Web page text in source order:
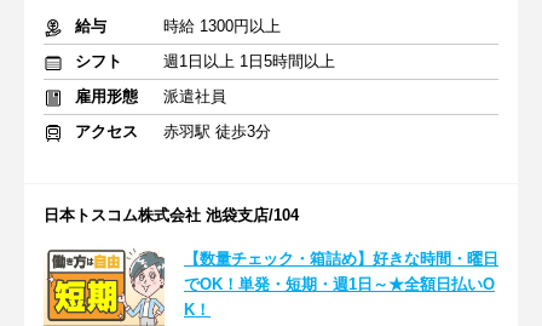
給与
時給 1300円以上
シフト
週1日以上 1日5時間以上
雇用形態
派遣社員
アクセス
赤羽駅 徒歩3分
日本トスコム株式会社 池袋支店/104
【数量チェック・箱詰め】好きな時間・曜日
でOK！単発・短期・週1日～★全額日払いO
K！